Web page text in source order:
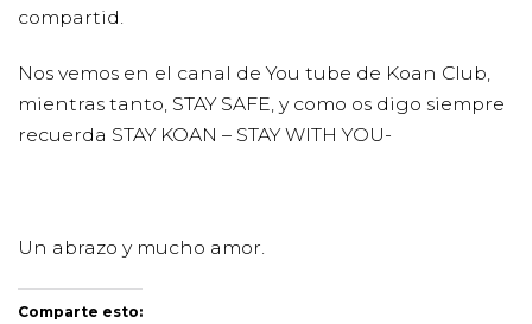
compartid.
Nos vemos en el canal de You tube de Koan Club,
mientras tanto, STAY SAFE, y como os digo siempre
recuerda STAY KOAN – STAY WITH YOU-
Un abrazo y mucho amor.
Comparte esto: